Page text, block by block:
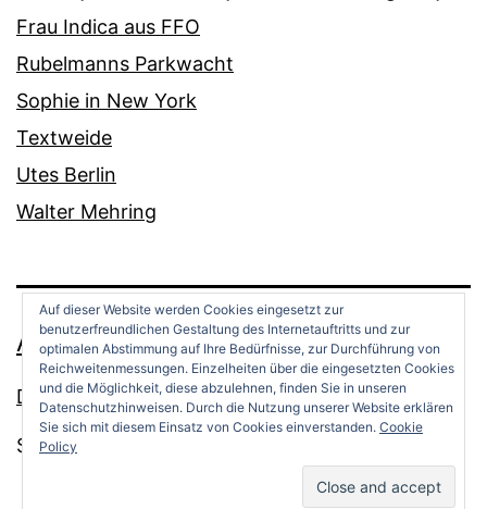
Frau Indica aus FFO
Rubelmanns Parkwacht
Sophie in New York
Textweide
Utes Berlin
Walter Mehring
ANDREAS OPPERMANN
Datenschutz
Stolz präsentiert von
Auf dieser Website werden Cookies eingesetzt zur
benutzerfreundlichen Gestaltung des Internetauftritts und zur
optimalen Abstimmung auf Ihre Bedürfnisse, zur Durchführung von
Reichweitenmessungen. Einzelheiten über die eingesetzten Cookies
und die Möglichkeit, diese abzulehnen, finden Sie in unseren
Datenschutzhinweisen. Durch die Nutzung unserer Website erklären
Sie sich mit diesem Einsatz von Cookies einverstanden. Cookie
Policy